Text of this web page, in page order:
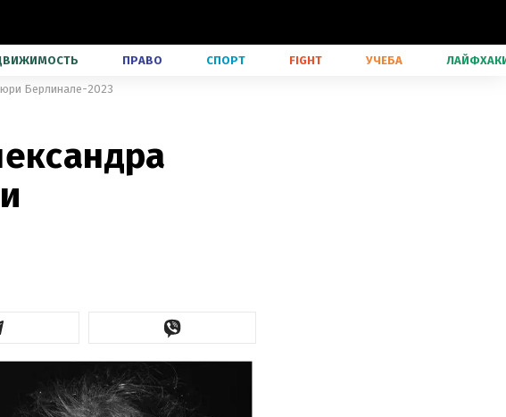
ПРАВО СПОРТ FIGHT УЧЕБА
Берлинале-2023